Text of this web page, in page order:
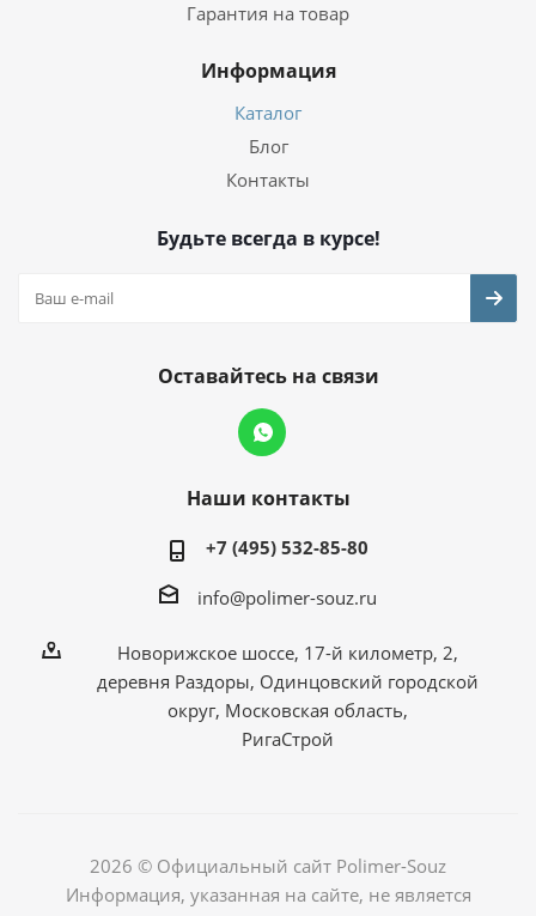
Гарантия на товар
Информация
Каталог
Блог
Контакты
Будьте всегда в курсе!
Оставайтесь на связи
Наши контакты
+7 (495) 532-85-80
info@polimer-souz.ru
Новорижское шоссе, 17-й километр, 2,
деревня Раздоры, Одинцовский городской
округ, Московская область,
РигаСтрой
2026 © Официальный сайт Polimer-Souz
Информация, указанная на сайте, не является